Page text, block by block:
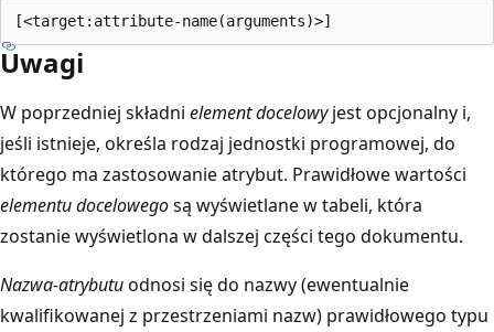
Uwagi
W poprzedniej składni element docelowyjest opcjonalny i,
jeśli istnieje, określa rodzaj jednostki programowej, do
którego ma zastosowanie atrybut. Prawidłowe wartości
elementu docelowegosą wyświetlane w tabeli, która
zostanie wyświetlona w dalszej części tego dokumentu.
Nazwa-atrybutuodnosi się do nazwy (ewentualnie
kwalifikowanej z przestrzeniami nazw) prawidłowego typu